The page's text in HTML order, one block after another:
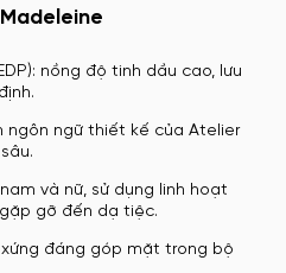
nồng độ tinh dầu cao, lưu
ngôn ngữ thiết kế của Atelier
và nữ, sử dụng linh hoạt
gỡ đến dạ tiệc.
đáng góp mặt trong bộ